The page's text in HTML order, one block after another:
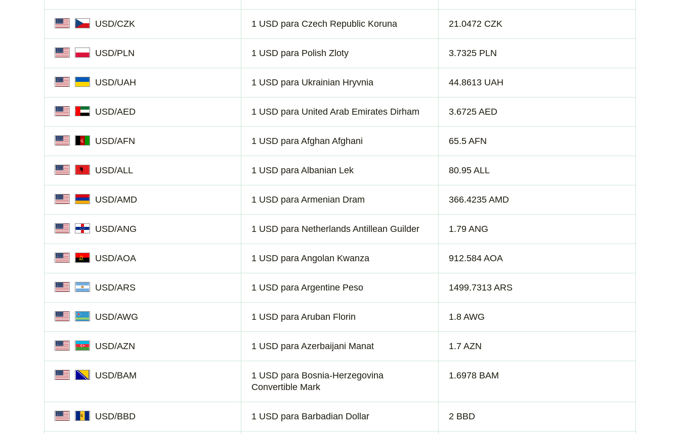
USD/CZK 1 USD para Czech Republic Koruna 21.0472 CZK
USD/PLN 1 USD para Polish Zloty 3.7325 PLN
USD/UAH 1 USD para Ukrainian Hryvnia 44.8613 UAH
USD/AED 1 USD para United Arab Emirates Dirham 3.6725 AED
USD/AFN 1 USD para Afghan Afghani 65.5 AFN
USD/ALL 1 USD para Albanian Lek 80.95 ALL
USD/AMD 1 USD para Armenian Dram 366.4235 AMD
USD/ANG 1 USD para Netherlands Antillean Guilder 1.79 ANG
USD/AOA 1 USD para Angolan Kwanza 912.584 AOA
USD/ARS 1 USD para Argentine Peso 1499.7313 ARS
USD/AWG 1 USD para Aruban Florin 1.8 AWG
USD/AZN 1 USD para Azerbaijani Manat 1.7 AZN
USD/BAM
1 USD para Bosnia-Herzegovina
Convertible Mark
1.6978 BAM
USD/BBD 1 USD para Barbadian Dollar 2 BBD